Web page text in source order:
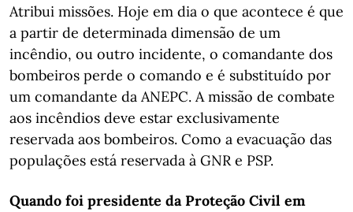
Atribui missões. Hoje em dia o que acontece é que
a partir de determinada dimensão de um
incêndio, ou outro incidente, o comandante dos
bombeiros perde o comando e é substituído por
um comandante da ANEPC. A missão de combate
aos incêndios deve estar exclusivamente
reservada aos bombeiros. Como a evacuação das
populações está reservada à GNR e PSP.
Quando foi presidente da Proteção Civil em